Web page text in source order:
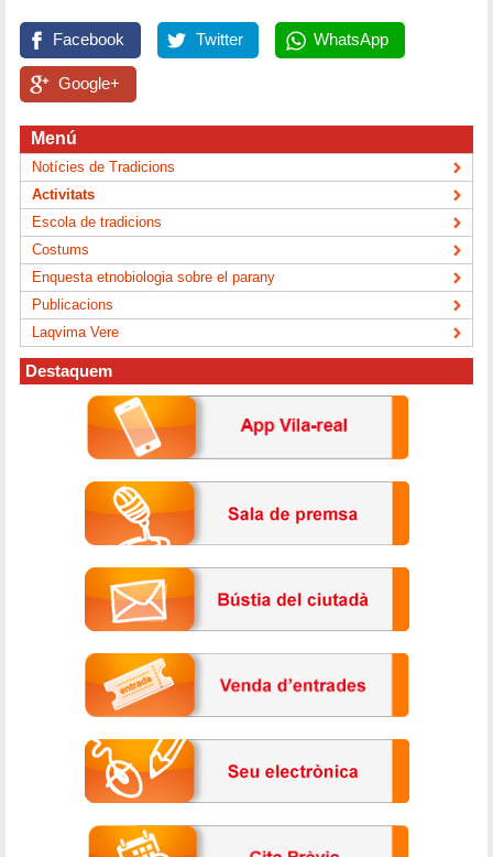
Facebook Twitter WhatsApp
Google+
Menú
Notícies de Tradicions
Activitats
Escola de tradicions
Costums
Enquesta etnobiologia sobre el parany
Publicacions
Laqvima Vere
Destaquem